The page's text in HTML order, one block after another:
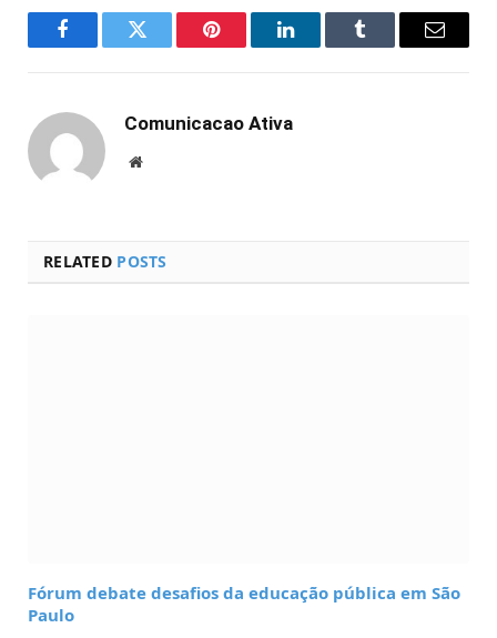
FacebookTwitter Pinterest LinkedInTumblr Email
Comunicacao Ativa
Website
RELATED POSTS
Fórum debate desafios da educação pública em São
Paulo